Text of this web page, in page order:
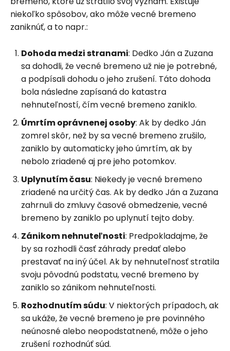
niekoľko spôsobov, ako môže vecné bremeno
zaniknúť, a to napr.:
Dohoda medzi stranami: Dedko Ján a Zuzana
sa dohodli, že vecné bremeno už nie je potrebné,
a podpísali dohodu o jeho zrušení. Táto dohoda
bola následne zapísaná do katastra
nehnuteľností, čím vecné bremeno zaniklo.
Úmrtím oprávnenej osoby: Ak by dedko Ján
zomrel skôr, než by sa vecné bremeno zrušilo,
zaniklo by automaticky jeho úmrtím, ak by
nebolo zriadené aj pre jeho potomkov.
Uplynutím času: Niekedy je vecné bremeno
zriadené na určitý čas. Ak by dedko Ján a Zuzana
zahrnuli do zmluvy časové obmedzenie, vecné
bremeno by zaniklo po uplynutí tejto doby.
Zánikom nehnuteľnosti: Predpokladajme, že
by sa rozhodli časť záhrady predať alebo
prestavať na iný účel. Ak by nehnuteľnosť stratila
svoju pôvodnú podstatu, vecné bremeno by
zaniklo so zánikom nehnuteľnosti.
Rozhodnutím súdu: V niektorých prípadoch, ak
sa ukáže, že vecné bremeno je pre povinného
neúnosné alebo neopodstatnené, môže o jeho
zrušení rozhodnúť súd.